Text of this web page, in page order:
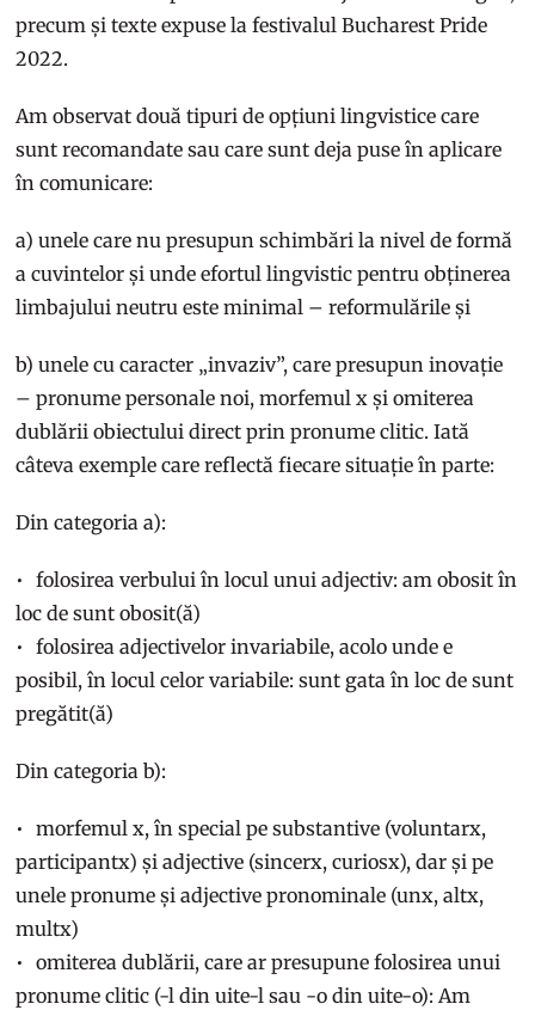
precum și texte expuse la festivalul Bucharest Pride
2022.
Am observat două tipuri de opțiuni lingvistice care
sunt recomandate sau care sunt deja puse în aplicare
în comunicare:
a) unele care nu presupun schimbări la nivel de formă
a cuvintelor și unde efortul lingvistic pentru obținerea
limbajului neutru este minimal – reformulările și
b) unele cu caracter „invaziv”, care presupun inovație
– pronume personale noi, morfemul x și omiterea
dublării obiectului direct prin pronume clitic. Iată
câteva exemple care reflectă fiecare situație în parte:
Din categoria a):
folosirea verbului în locul unui adjectiv: am obosit în
loc de sunt obosit(ă)
folosirea adjectivelor invariabile, acolo unde e
posibil, în locul celor variabile: sunt gata în loc de sunt
pregătit(ă)
Din categoria b):
morfemul x, în special pe substantive (voluntarx,
participantx) și adjective (sincerx, curiosx), dar și pe
unele pronume și adjective pronominale (unx, altx,
multx)
omiterea dublării, care ar presupune folosirea unui
pronume clitic (-l din uite-l sau -o din uite-o): Am